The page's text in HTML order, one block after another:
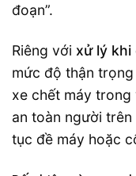
đoạn”.
Riêng với xử lý khi
mức độ thận
xe chết máy trong
an toàn người
tục đề máy hoặc